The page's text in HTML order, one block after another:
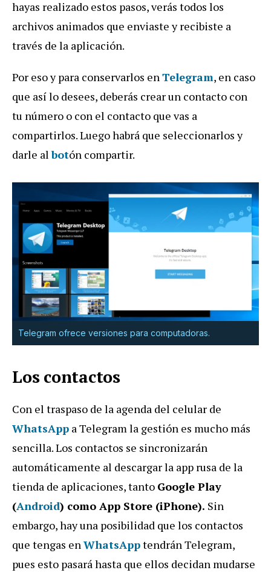
hayas realizado estos pasos, verás todos los
archivos animados que enviaste y recibiste a
través de la aplicación.
Por eso y para conservarlos en Telegram, en caso
que así lo desees, deberás crear un contacto con
tu número o con el contacto que vas a
compartirlos. Luego habrá que seleccionarlos y
darle albotón compartir.
Telegram ofrece versiones para computadoras.
Los contactos
Con el traspaso de la agenda del celular de
WhatsApp a Telegram la gestión es mucho más
sencilla. Los contactos se sincronizarán
automáticamente al descargar la app rusa de la
tienda de aplicaciones, tanto Google Play
(Android) como App Store (iPhone). Sin
embargo, hay una posibilidad que los contactos
que tengas enWhatsApptendrán Telegram,
pues esto pasará hasta que ellos decidan mudarse